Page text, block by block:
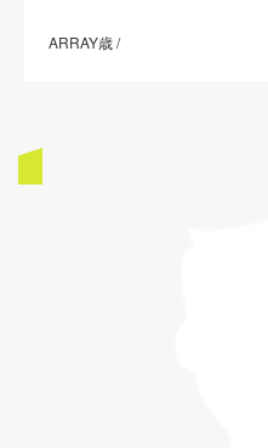
ARRAY歳 /